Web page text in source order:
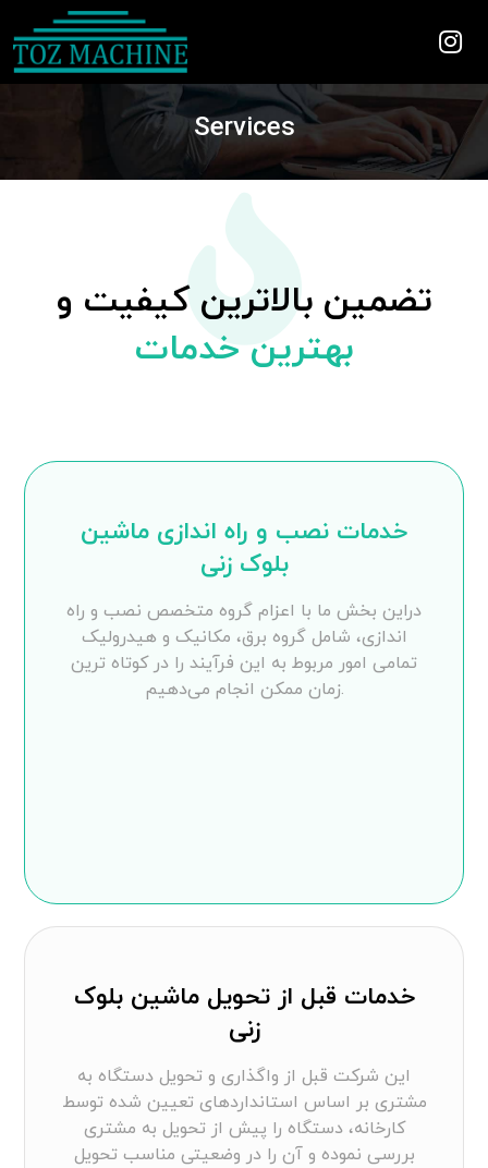
Services
تضمین بالاترین کیفیت و
بهترین خدمات
خدمات نصب و راه اندازی ماشین
بلوک زنی
دراین بخش ما با اعزام گروه متخصص نصب و راه
اندازی، شامل گروه برق، مکانیک و هیدرولیک
تمامی امور مربوط به این فرآیند را در کوتاه ترین
زمان ممکن انجام می‌دهیم.
خدمات قبل از تحویل ماشین بلوک
زنی
این شرکت قبل از واگذاری و تحویل دستگاه به
مشتری بر اساس استانداردهای تعیین شده توسط
کارخانه، دستگاه را پیش از تحویل به مشتری
بررسی نموده و آن را در وضعیتی مناسب تحویل